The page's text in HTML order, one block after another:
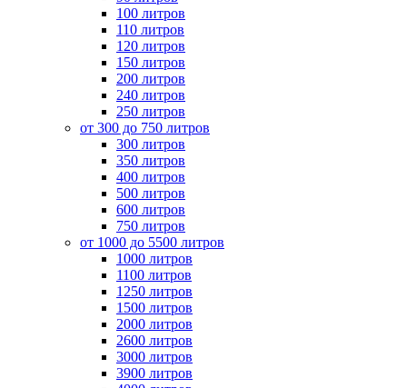
100 литров
110 литров
120 литров
150 литров
200 литров
240 литров
250 литров
от 300 до 750 литров
300 литров
350 литров
400 литров
500 литров
600 литров
750 литров
от 1000 до 5500 литров
1000 литров
1100 литров
1250 литров
1500 литров
2000 литров
2600 литров
3000 литров
3900 литров